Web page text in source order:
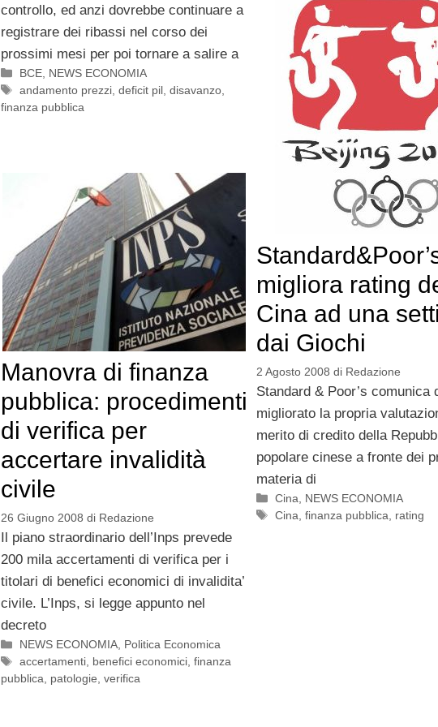
controllo, ed anzi dovrebbe continuare a
registrare dei ribassi nel corso dei
prossimi mesi per poi tornare a salire a
Categorie
BCE NEWS ECONOMIA
Tag
andamento prezzi ,deficit pil ,disavanzo
finanza pubblica
migliora rating
Cina ad una
dai Giochi
2 Agosto 2008 di Redazione
Standard & Poor’s comunica
migliorato la propria
merito di credito della
popolare cinese a fronte dei
materia di
Categorie
Cina
NEWS ECONOMIA
Tag
Cina ,finanza pubblica rating
Manovra di finanza
pubblica: procedimenti
di verifica per
accertare invalidità
civile
26 Giugno 2008 di Redazione
Il piano straordinario dell’Inps prevede
200 mila accertamenti di verifica per i
titolari di benefici economici di invalidita’
civile. L’Inps, si legge appunto nel
decreto
Categorie
NEWS ECONOMIA, Politica Economica
Tag
accertamenti, benefici economici,finanza
pubblica, patologie, verifica